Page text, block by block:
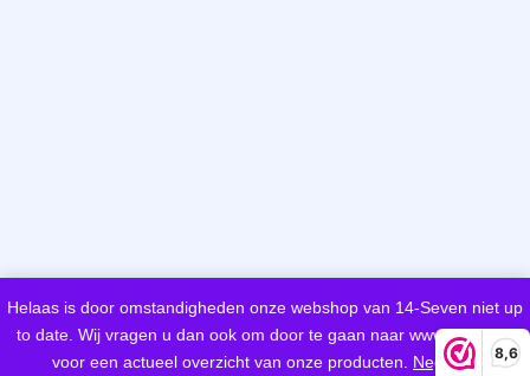
8,6
Helaas is door omstandigheden onze webshop van 14-Seven niet up
to date. Wij vragen u dan ook om door te gaan naar www.woeds.nl
voor een actueel overzicht van onze producten. Negeren